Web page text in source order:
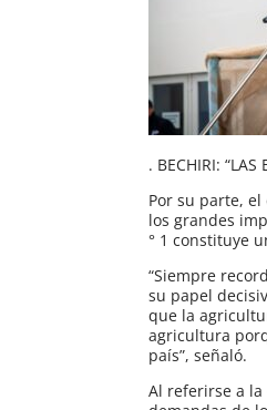
. BECHIRI: “LAS
Por su parte,
los grandes
° 1 constituye
“Siempre
su papel
que la
agricultura
país”, señaló.
Al referirse a